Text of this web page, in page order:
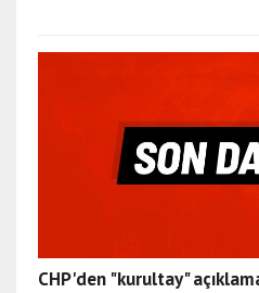
CHP'den "kurultay"